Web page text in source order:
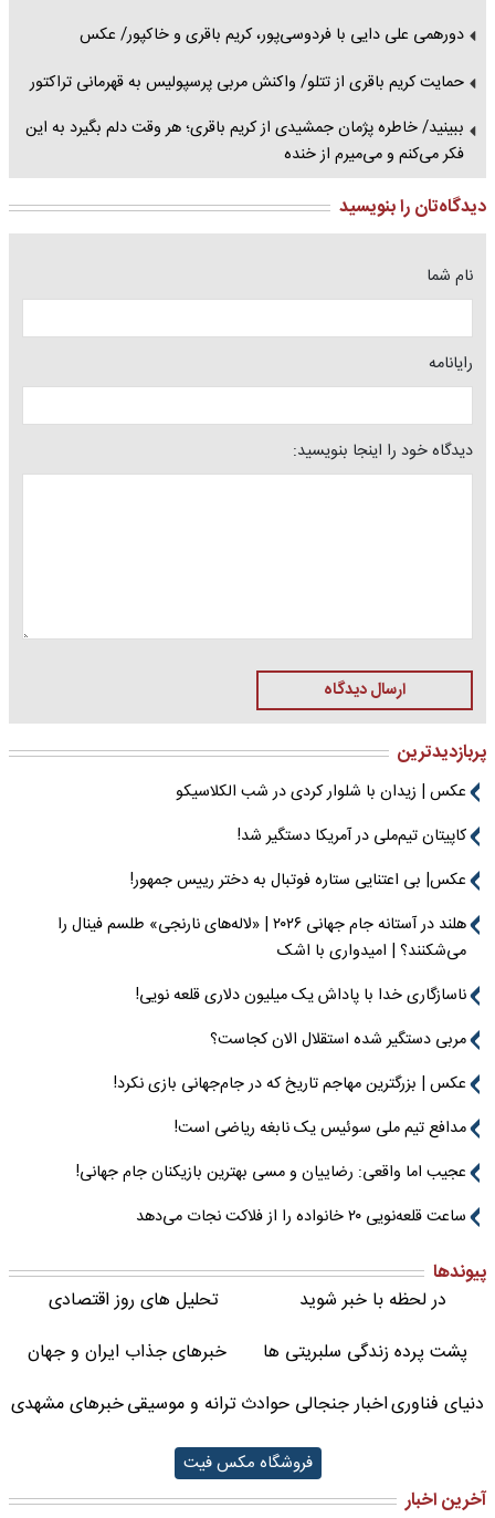
دورهمی علی دایی با فردوسی‌پور، کریم باقری و خاکپور/ عکس
حمایت کریم باقری از تتلو/ واکنش مربی پرسپولیس به قهرمانی تراکتور
ببینید/ خاطره پژمان جمشیدی از کریم باقری؛ هر وقت دلم بگیرد به این
فکر می‌کنم و می‌میرم از خنده
دیدگاه‌تان را بنویسید
نام شما
رایانامه
دیدگاه خود را اینجا بنویسید:
ارسال دیدگاه
پربازدیدترین
عکس | زیدان با شلوار کردی در شب الکلاسیکو
کاپیتان تیم‌ملی در آمریکا دستگیر شد!
عکس| بی اعتنایی ستاره فوتبال به دختر رییس جمهور!
هلند در آستانه جام جهانی ۲۰۲۶ | «لاله‌های نارنجی» طلسم فینال را
می‌شکنند؟ | امیدواری با اشک
ناسازگاری خدا با پاداش یک میلیون دلاری قلعه نویی!
مربی دستگیر شده استقلال الان کجاست؟
عکس | بزرگترین مهاجم تاریخ که در جام‌جهانی بازی نکرد!
مدافع تیم ملی سوئیس یک نابغه ریاضی است!
عجیب اما واقعی: رضاییان و مسی بهترین بازیکنان جام جهانی!
ساعت قلعه‌نویی ۲۰ خانواده را از فلاکت نجات می‌دهد
پیوندها
در لحظه با خبر شوید
تحلیل های روز اقتصادی
پشت پرده زندگی سلبریتی ها
خبرهای جذاب ایران و جهان
دنیای فناوریاخبار جنجالی حوادثترانه و موسیقیخبرهای مشهدی
فروشگاه مکس فیت
آخرین اخبار